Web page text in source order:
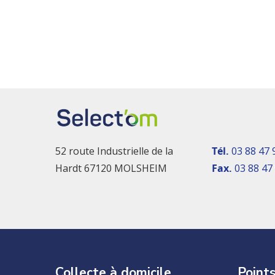
52 route Industrielle de la
Hardt 67120 MOLSHEIM
Tél. 03 88 47
Fax. 03 88 47